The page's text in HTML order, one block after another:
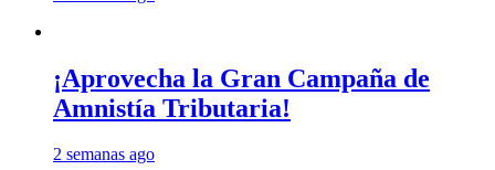
¡Aprovecha la Gran Campaña de
Amnistía Tributaria!
2 semanas ago